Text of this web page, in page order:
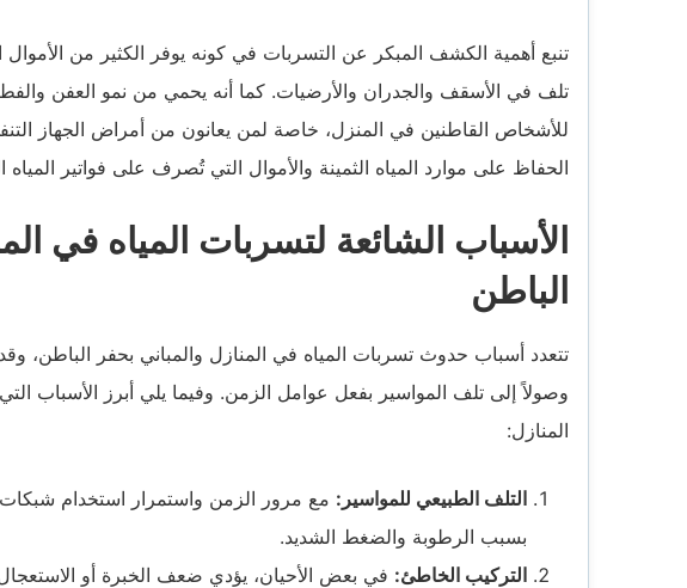
تنبع أهمية الكشف المبكر عن التسربات في كونه يوفر الكثير من
تلف في الأسقف والجدران والأرضيات. كما أنه يحمي من نمو العفن
للأشخاص القاطنين في المنزل، خاصة لمن يعانون من أمراض الجهاز
الحفاظ على موارد المياه الثمينة والأموال التي تُصرف على فواتير المياه
الأسباب الشائعة لتسربات المياه في
الباطن
تتعدد أسباب حدوث تسربات المياه في المنازل والمباني بحفر الباطن،
وصولاً إلى تلف المواسير بفعل عوامل الزمن. وفيما يلي أبرز الأسباب
المنازل:
التلف الطبيعي للمواسير: مع مرور الزمن واستمرار استخدام شبكات
بسبب الرطوبة والضغط الشديد.
التركيب الخاطئ: في بعض الأحيان، يؤدي ضعف الخبرة أو